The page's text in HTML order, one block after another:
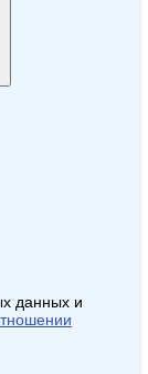
данных и